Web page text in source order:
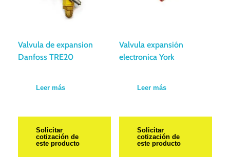
Valvula de expansion
Danfoss TRE20
Leer más
Solicitar
cotización de
este producto
Valvula expansión
electronica York
Leer más
Solicitar
cotización de
este producto